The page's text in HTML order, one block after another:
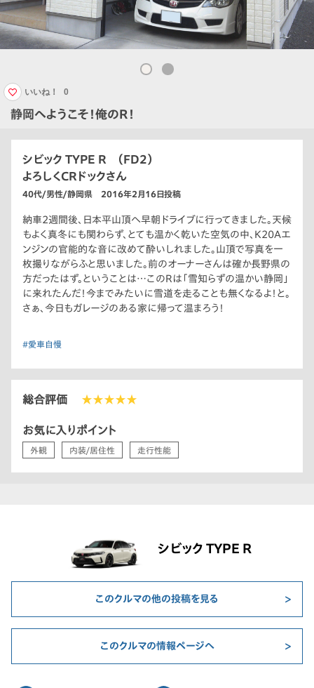
静岡へようこそ！俺のR！
いいね！ 0
シビック TYPE R （FD2）
よろしくCRドックさん
40代/男性/静岡県 2016年2月16日投稿
納車2週間後、日本平山頂へ早朝ドライブに行ってきました。天候
もよく真冬にも関わらず、とても温かく乾いた空気の中、K20Aエ
ンジンの官能的な音に改めて酔いしれました。山頂で写真を一
枚撮りながらふと思いました。前のオーナーさんは確か長野県の
方だったはず。ということは…このRは「雪知らずの温かい静岡」
に来れたんだ！今までみたいに雪道を走ることも無くなるよ！と。
さぁ、今日もガレージのある家に帰って温まろう！
#愛車自慢
総合評価 ★★★★★
お気に入りポイント
外観 内装/居住性 走行性能
シビック TYPE R
このクルマの他の投稿を見る
このクルマの情報ページへ